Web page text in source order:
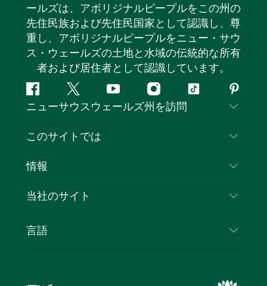
ールズは、アボリジナルピープルをこの州の
先住民族および先住民国家として認識し、尊
重し、アボリジナルピープルをニュー・サウ
ス・ウェールズの土地と水域の伝統的な所有
者および居住者として認識しています。
フ
ェ
ス
ッ
ツ
イ
タ
ユ
ー
イ
ン
テ
ピ
ン
レ
ト
ニューサウスウェールズ州を訪問
お問い合わせ
クッキーに関する通知
このサイトでは
目的地
イベント
情報
旅行情報
NSWでのビジネス
当社のサイト
言語